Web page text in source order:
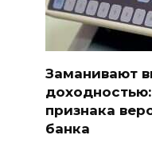
Заманивают
признака
банка